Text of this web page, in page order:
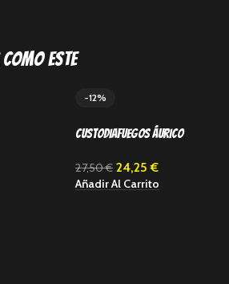
este
-12%
Custodiafuegos Áurico
27,50€ 24,25€
Añadir Al Carrito